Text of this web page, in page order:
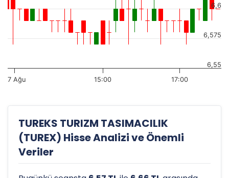
7 Ağu 15:00 17:00
6,55
6,575
6,6
TUREKS TURIZM TASIMACILIK
(TUREX) Hisse Analizi ve Önemli
Veriler